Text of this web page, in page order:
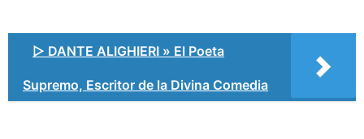
▷ DANTE ALIGHIERI » El Poeta
Supremo, Escritor de la Divina Comedia